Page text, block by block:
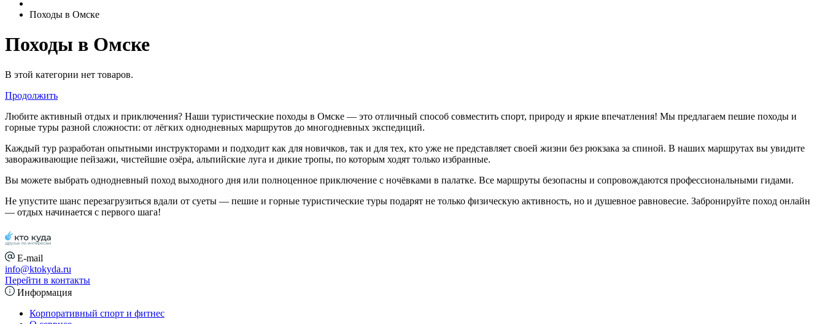
Походы в Омске
Походы в Омске
В этой категории нет товаров.
Продолжить
Любите активный отдых и приключения? Наши туристические походы в Омске — это отличный способ совместить спорт, природу и яркие впечатления! Мы предлагаем пешие походы и
горные туры разной сложности: от лёгких однодневных маршрутов до многодневных экспедиций.
Каждый тур разработан опытными инструкторами и подходит как для новичков, так и для тех, кто уже не представляет своей жизни без рюкзака за спиной. В наших маршрутах вы увидите
завораживающие пейзажи, чистейшие озёра, альпийские луга и дикие тропы, по которым ходят только избранные.
Вы можете выбрать однодневный поход выходного дня или полноценное приключение с ночёвками в палатке. Все маршруты безопасны и сопровождаются профессиональными гидами.
Не упустите шанс перезагрузиться вдали от суеты — пешие и горные туристические туры подарят не только физическую активность, но и душевное равновесие. Забронируйте поход онлайн
— отдых начинается с первого шага!
E-mail
info@ktokyda.ru
Перейти в контакты
Информация
Корпоративный спорт и фитнес